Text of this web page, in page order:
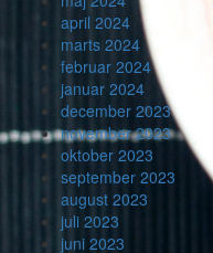
april 2024
marts 2024
februar 2024
januar 2024
december 2023
november 2023
oktober 2023
september 2023
august 2023
juli 2023
juni 2023